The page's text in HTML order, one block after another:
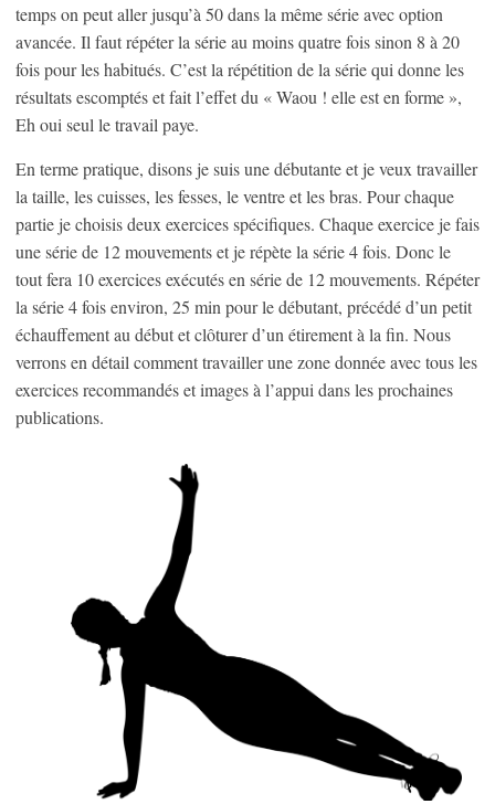
temps on peut aller jusqu’à 50 dans la même série avec option
avancée. Il faut répéter la série au moins quatre fois sinon 8 à 20
fois pour les habitués. C’est la répétition de la série qui donne les
résultats escomptés et fait l’effet du « Waou ! elle est en forme »,
Eh oui seul le travail paye.
En terme pratique, disons je suis une débutante et je veux travailler
la taille, les cuisses, les fesses, le ventre et les bras. Pour chaque
partie je choisis deux exercices spécifiques. Chaque exercice je fais
une série de 12 mouvements et je répète la série 4 fois. Donc le
tout fera 10 exercices exécutés en série de 12 mouvements. Répéter
la série 4 fois environ, 25 min pour le débutant, précédé d’un petit
échauffement au début et clôturer d’un étirement à la fin. Nous
verrons en détail comment travailler une zone donnée avec tous les
exercices recommandés et images à l’appui dans les prochaines
publications.